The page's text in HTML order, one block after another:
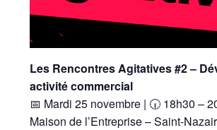
Les Rencontres Agitatives #2 –
activité commercial
📅 Mardi 25 novembre | 🕡 18h30 –
Maison de l’Entreprise – Saint-